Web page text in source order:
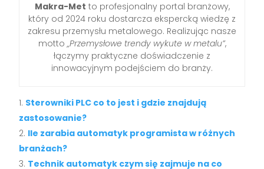
Makra-Met to profesjonalny portal branżowy,
który od 2024 roku dostarcza ekspercką wiedzę z
zakresu przemysłu metalowego. Realizując nasze
motto„Przemysłowe trendy wykute w metalu”,
łączymy praktyczne doświadczenie z
innowacyjnym podejściem do branży.
Sterowniki PLC co to jest i gdzie znajdują
zastosowanie?
Ile zarabia automatyk programista w różnych
branżach?
Technik automatyk czym się zajmuje na co